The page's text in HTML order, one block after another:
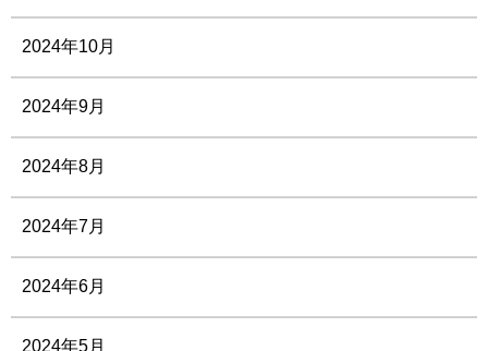
2024年10月
2024年9月
2024年8月
2024年7月
2024年6月
2024年5月